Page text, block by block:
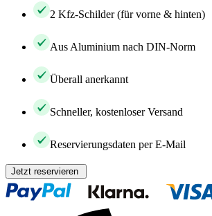
2 Kfz-Schilder (für vorne & hinten)
Aus Aluminium nach DIN-Norm
Überall anerkannt
Schneller, kostenloser Versand
Reservierungsdaten per E-Mail
Jetzt reservieren